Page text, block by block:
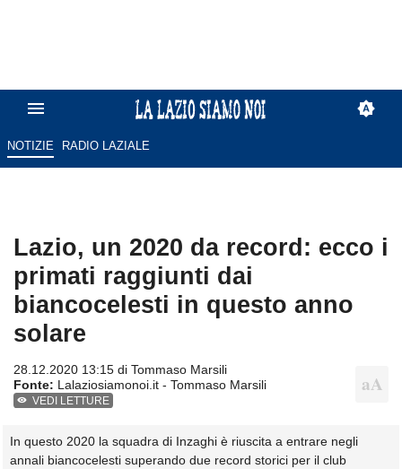
NOTIZIE RADIO LAZIALE
Lazio, un 2020 da record: ecco i
primati raggiunti dai
biancocelesti in questo anno
solare
28.12.2020 13:15 di Tommaso Marsili
Fonte: Lalaziosiamonoi.it - Tommaso Marsili
VEDI LETTURE
In questo 2020 la squadra di Inzaghi è riuscita a entrare negli
annali biancocelesti superando due record storici per il club